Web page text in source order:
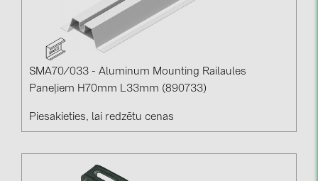
JAsolar (6)
JINKO (1)
LEADER (6)
LONGi Solar (5)
NOVOTEGRA (315)
PRYSMIAN DRAKA (18)
SMA70/033 - Aluminum Mounting Railaules
Paneļiem H70mm L33mm (890733)
Piesakieties, lai redzētu cenas